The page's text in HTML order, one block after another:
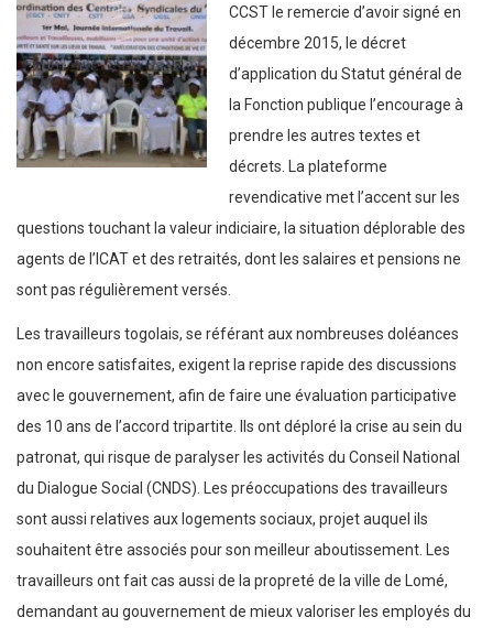
CCST le remercie d’avoir signé en
décembre 2015, le décret
d’application du Statut général de
la Fonction publique l’encourage à
prendre les autres textes et
décrets. La plateforme
revendicative met l’accent sur les
questions touchant la valeur indiciaire, la situation déplorable des
agents de l’ICAT et des retraités, dont les salaires et pensions ne
sont pas régulièrement versés.
Les travailleurs togolais, se référant aux nombreuses doléances
non encore satisfaites, exigent la reprise rapide des discussions
avec le gouvernement, afin de faire une évaluation participative
des 10 ans de l’accord tripartite. Ils ont déploré la crise au sein du
patronat, qui risque de paralyser les activités du Conseil National
du Dialogue Social (CNDS). Les préoccupations des travailleurs
sont aussi relatives aux logements sociaux, projet auquel ils
souhaitent être associés pour son meilleur aboutissement. Les
travailleurs ont fait cas aussi de la propreté de la ville de Lomé,
demandant au gouvernement de mieux valoriser les employés du